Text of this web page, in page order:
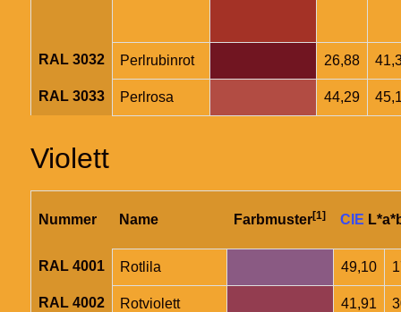
RAL 3032 Perlrubinrot 26,88
RAL 3033 Perlrosa 44,29
Violett
Nummer Name Farbmuster[1] CIE
RAL 4001 Rotlila 49,10
RAL 4002 Rotviolett 41,91